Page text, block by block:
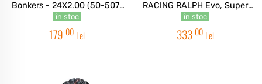
Bonkers - 24X2.00 (50-507)
HS600 B/BRZ-SK ADDIX -
Pliabil
în stoc
179 00 Lei
RACING RALPH Evo, Super
Ground, TLE 27.5x2.25 (57-
584) NEGRU
în stoc
333 00 Lei